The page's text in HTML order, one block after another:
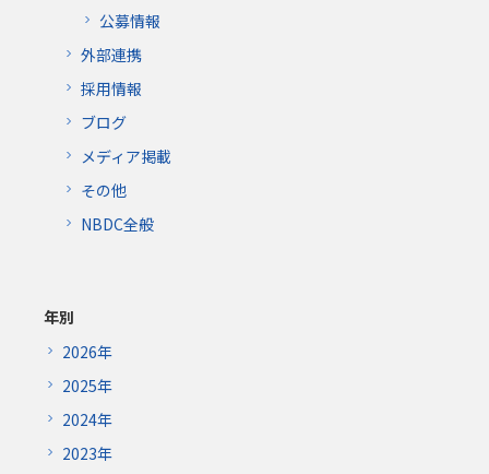
公募情報
外部連携
採用情報
ブログ
メディア掲載
その他
NBDC全般
年別
2026年
2025年
2024年
2023年